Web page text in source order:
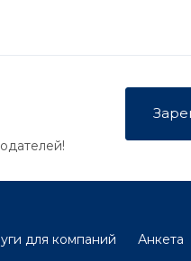
для компаний Анкета